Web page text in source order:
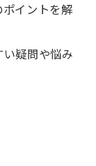
イントを解
疑問や悩み